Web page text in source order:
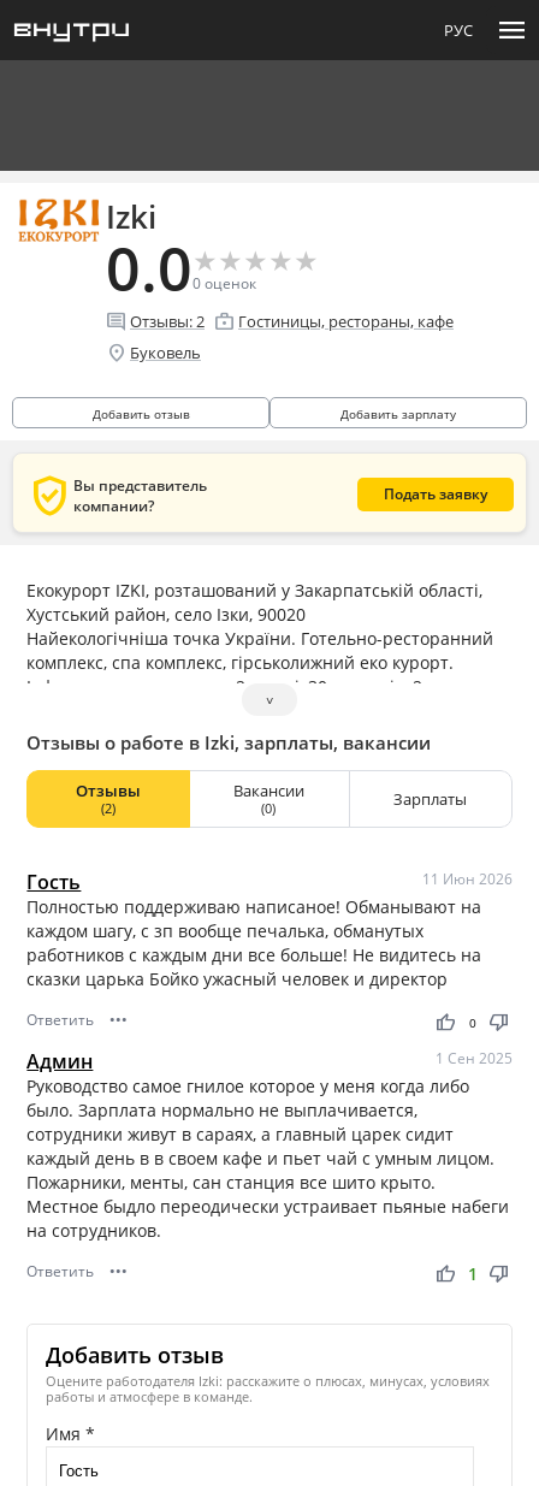
РУС menu
Izki
0.0★
★★
★★
★★
★★
★
0оценок
comment Отзывы:2 enterprise Гостиницы, рестораны, кафе
location_on Буковель
Добавить отзыв Добавить зарплату
verified_user Вы представитель
компании?
Подать заявку
Екокурорт IZKI, розташований у Закарпатській області,
Хустський район, село Ізки, 90020
Найекологічніша точка України. Готельно-ресторанний
комплекс, спа комплекс, гірськолижний еко курорт.
Інфраструктура курорту: 2 готелі, 30 котеджів, 2
Ми щороку розвиваємось та запрошуємо у команду
розвиватись разом з нами.
˅
Отзывы о работе в Izki, зарплаты, вакансии
Отзывы
(2)
Вакансии
(0) Зарплаты
Гость 11 Июн 2026
Полностью поддерживаю написаное! Обманывают на
каждом шагу, с зп вообще печалька, обманутых
работников с каждым дни все больше! Не видитесь на
сказки царька Бойко ужасный человек и директор
Ответить ••• thumb_up thumb_down
0
Админ 1 Сен 2025
Руководство самое гнилое которое у меня когда либо
было. Зарплата нормально не выплачивается,
сотрудники живут в сараях, а главный царек сидит
каждый день в в своем кафе и пьет чай с умным лицом.
Пожарники, менты, сан станция все шито крыто.
Местное быдло переодически устраивает пьяные набеги
на сотрудников.
Ответить ••• thumb_up thumb_down
1
Добавить отзыв
Оцените работодателя Izki: расскажите о плюсах, минусах, условиях
работы и атмосфере в команде.
Имя *